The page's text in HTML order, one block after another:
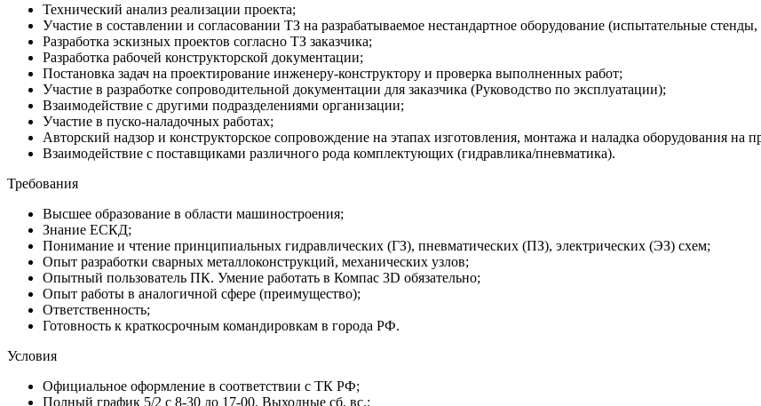
Технический анализ реализации проекта;
Участие в составлении и согласовании ТЗ на разрабатываемое нестандартное оборудование (испытательные
Разработка эскизных проектов согласно ТЗ заказчика;
Разработка рабочей конструкторской документации;
Постановка задач на проектирование инженеру-конструктору и проверка выполненных работ;
Участие в разработке сопроводительной документации для заказчика (Руководство по эксплуатации);
Взаимодействие с другими подразделениями организации;
Участие в пуско-наладочных работах;
Авторский надзор и конструкторское сопровождение на этапах изготовления, монтажа и наладка оборудования на
Взаимодействие с поставщиками различного рода комплектующих (гидравлика/пневматика).
Требования
Высшее образование в области машиностроения;
Знание ЕСКД;
Понимание и чтение принципиальных гидравлических (ГЗ), пневматических (ПЗ), электрических (ЭЗ) схем;
Опыт разработки сварных металлоконструкций, механических узлов;
Опытный пользователь ПК. Умение работать в Компас 3D обязательно;
Опыт работы в аналогичной сфере (преимущество);
Ответственность;
Готовность к краткосрочным командировкам в города РФ.
Условия
Официальное оформление в соответствии с ТК РФ;
Полный график 5/2 с 8-30 до 17-00. Выходные сб, вс.;